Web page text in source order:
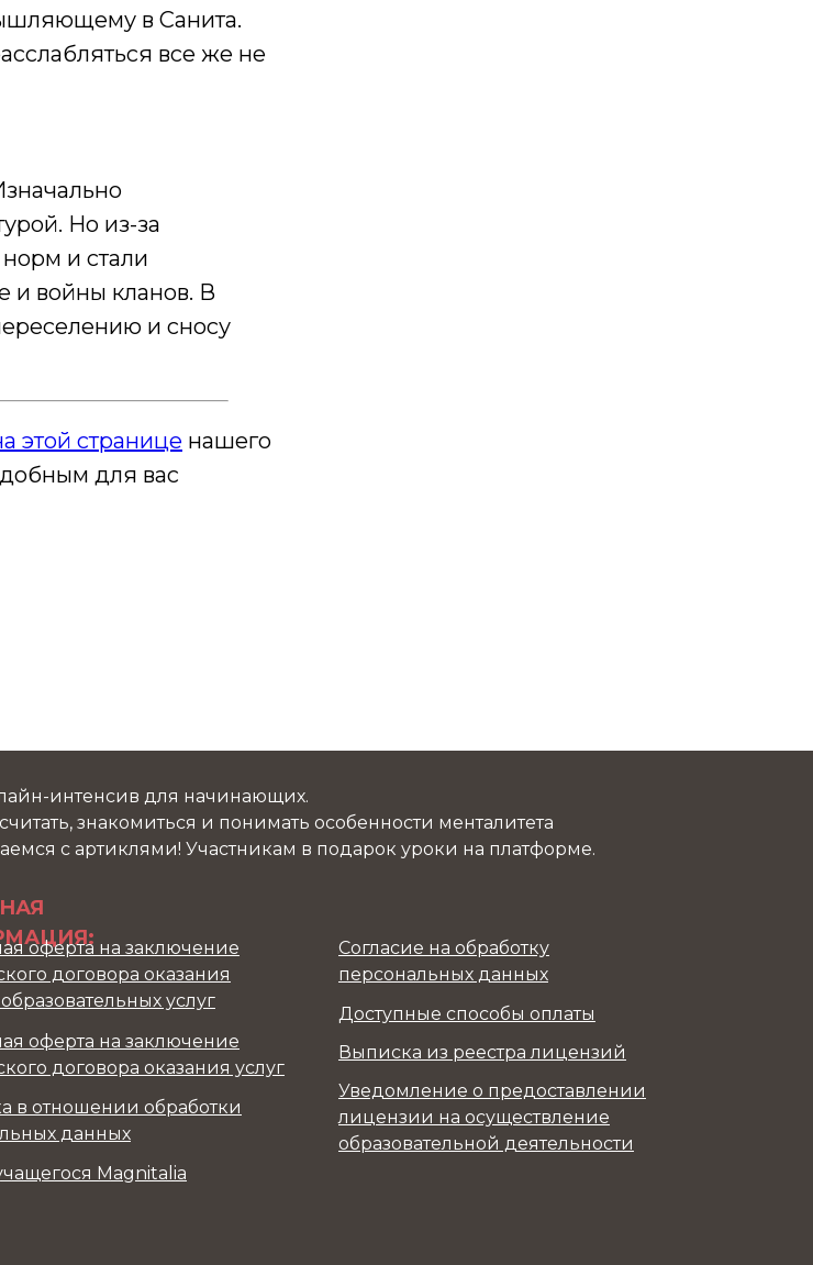
в Санита.
все же не
Но из-за
и стали
и войны кланов. В
и сносу
этой странице нашего
для вас
интенсив для начинающих.
знакомиться и понимать особенности менталитета
с артиклями! Участникам в подарок уроки на платформе.
Magnitalia
Уведомление о предоставлении
лицензии на осуществление
образовательной деятельности
Выписка из реестра лицензий
Доступные способы оплаты
Согласие на обработку
персональных данных
в отношении обработки
данных
оферта на заключение
договора оказания услуг
оферта на заключение
договора оказания
услуг